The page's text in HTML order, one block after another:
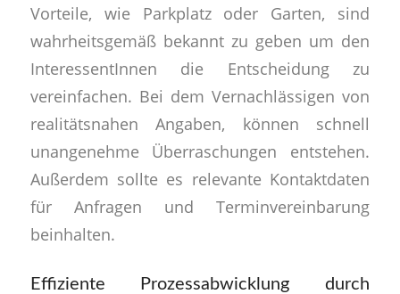
Vorteile, wie Parkplatz oder Garten, sind
wahrheitsgemäß bekannt zu geben um den
InteressentInnen die Entscheidung zu
vereinfachen. Bei dem Vernachlässigen von
realitätsnahen Angaben, können schnell
unangenehme Überraschungen entstehen.
Außerdem sollte es relevante Kontaktdaten
für Anfragen und Terminvereinbarung
beinhalten.
Effiziente Prozessabwicklung durch